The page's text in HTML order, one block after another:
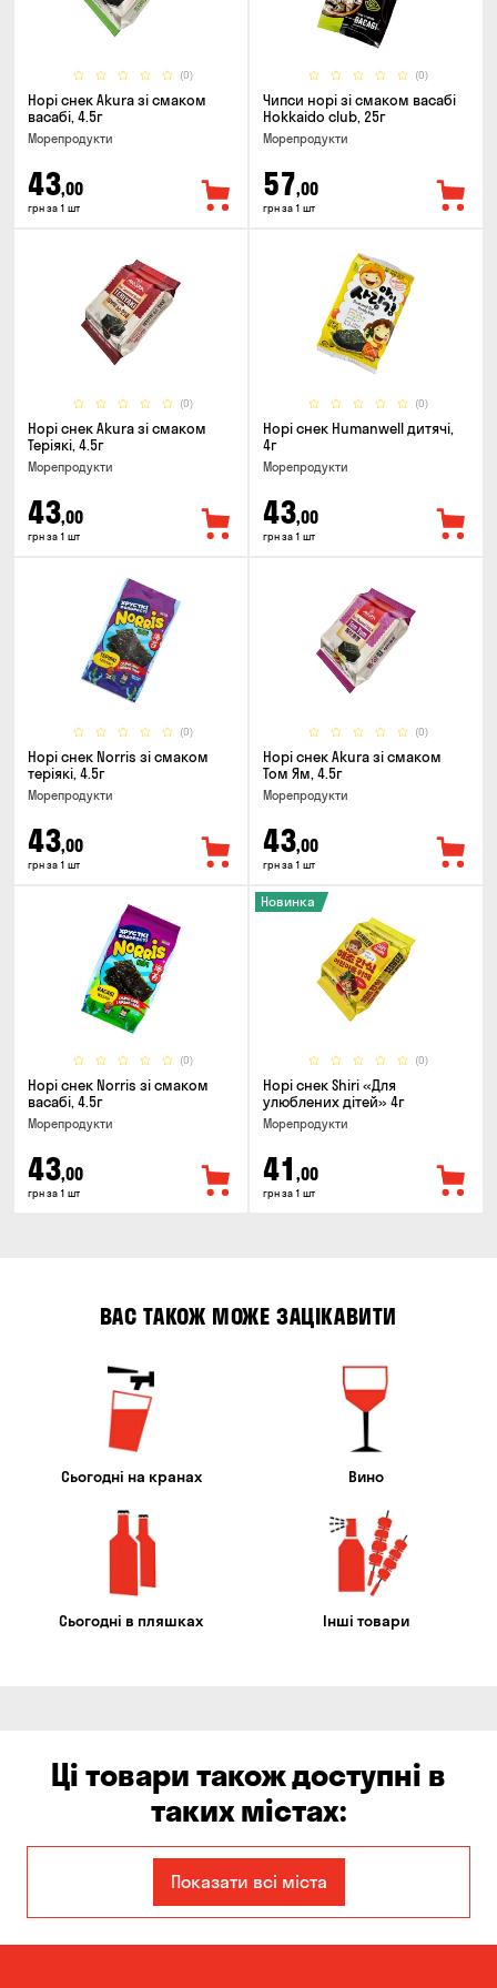
(0)
Норі снек Akura зі смаком
васабі, 4.5г
Морепродукти
43,00
грн за 1 шт
(0)
Чипси норі зі смаком васабі
Hokkaido club, 25г
Морепродукти
57,00
грн за 1 шт
(0)
Норі снек Akura зі смаком
Теріякі, 4.5г
Морепродукти
43,00
грн за 1 шт
(0)
Норі снек Humanwell дитячі,
4г
Морепродукти
43,00
грн за 1 шт
(0)
Норі снек Norris зі смаком
теріякі, 4.5г
Морепродукти
43,00
грн за 1 шт
(0)
Норі снек Akura зі смаком
Том Ям, 4.5г
Морепродукти
43,00
грн за 1 шт
(0)
Норі снек Norris зі смаком
васабі, 4.5г
Морепродукти
43,00
грн за 1 шт
(0)
Новинка
Норі снек Shiri «Для
улюблених дітей» 4г
Морепродукти
41 ,00
грн за 1 шт
ВАС ТАКОЖ МОЖЕ ЗАЦІКАВИТИ
Сьогодні на кранах Вино
Сьогодні в пляшках Інші товари
Ці товари також доступні в
таких містах:
Єлизаветівка
Авангард Бабурка
Показати всі міста